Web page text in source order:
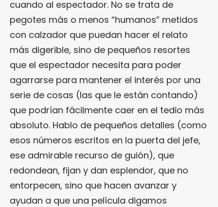
cuando al espectador. No se trata de
pegotes más o menos “humanos” metidos
con calzador que puedan hacer el relato
más digerible, sino de pequeños resortes
que el espectador necesita para poder
agarrarse para mantener el interés por una
serie de cosas (las que le están contando)
que podrían fácilmente caer en el tedio más
absoluto. Hablo de pequeños detalles (como
esos números escritos en la puerta del jefe,
ese admirable recurso de guión), que
redondean, fijan y dan esplendor, que no
entorpecen, sino que hacen avanzar y
ayudan a que una película digamos